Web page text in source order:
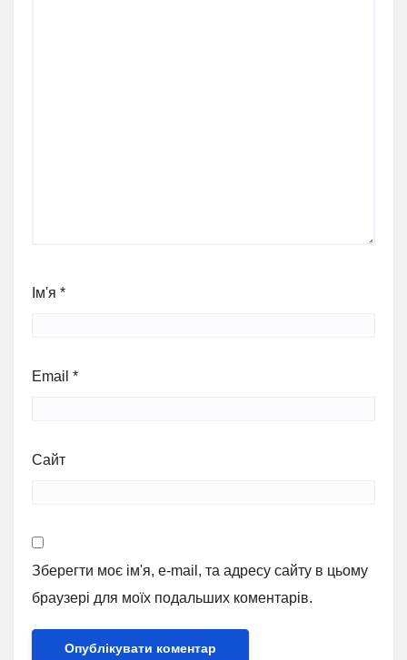
Ім'я *
Email *
Сайт
Зберегти моє ім'я, e-mail, та адресу сайту в цьому
браузері для моїх подальших коментарів.